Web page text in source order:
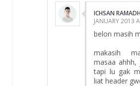
ICHSAN
JANUARY 2013
belon masih
makasih
masaa ahhh,
tapi lu gak
liat header